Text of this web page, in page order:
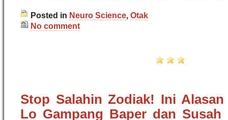
Posted in Neuro Science, Otak
No comment
Stop Salahin Zodiak! Ini
Lo Gampang Baper dan Susah